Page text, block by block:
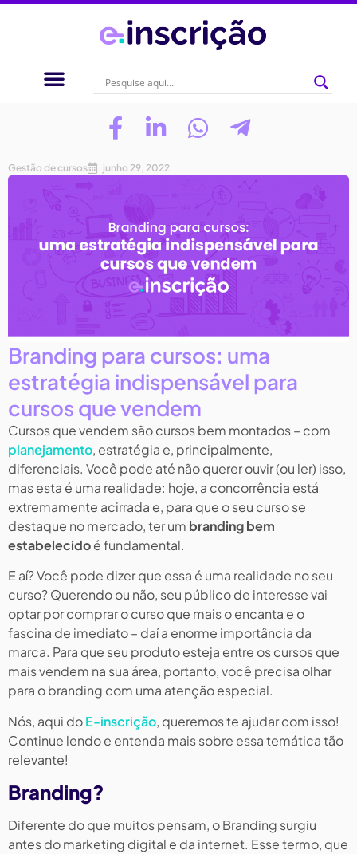
Gestão de cursos junho 29, 2022
Branding para cursos: uma
estratégia indispensável para
cursos que vendem
Cursos que vendem são cursos bem montados – com
planejamento, estratégia e, principalmente,
diferenciais. Você pode até não querer ouvir (ou ler) isso,
mas esta é uma realidade: hoje, a concorrência está
extremamente acirrada e, para que o seu curso se
destaque no mercado, ter um branding bem
estabelecidoé fundamental.
E aí? Você pode dizer que essa é uma realidade no seu
curso? Querendo ou não, seu público de interesse vai
optar por comprar o curso que mais o encanta e o
fascina de imediato – daí a enorme importância da
marca. Para que seu produto esteja entre os cursos que
mais vendem na sua área, portanto, você precisa olhar
para o branding com uma atenção especial.
Nós, aqui doE-inscrição, queremos te ajudar com isso!
Continue lendo e entenda mais sobre essa temática tão
relevante!
Branding?
Diferente do que muitos pensam, o Branding surgiu
antes do marketing digital e da internet. Esse termo, que